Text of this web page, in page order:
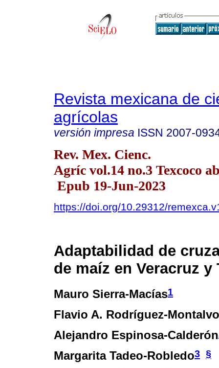
Revista mexicana de
agrícolas
versión impresa ISSN 2007-
Rev. Mex. Cienc.
Agríc vol.14 no.3 Texcoco
Epub 19-Jun-2023
https://doi.org/10.29312/
Adaptabilidad de
de maíz en Veracruz y
Mauro Sierra-Macías1
Flavio A. Rodríguez-Montalvo
Alejandro Espinosa-Calderón
Margarita Tadeo-Robledo3 §